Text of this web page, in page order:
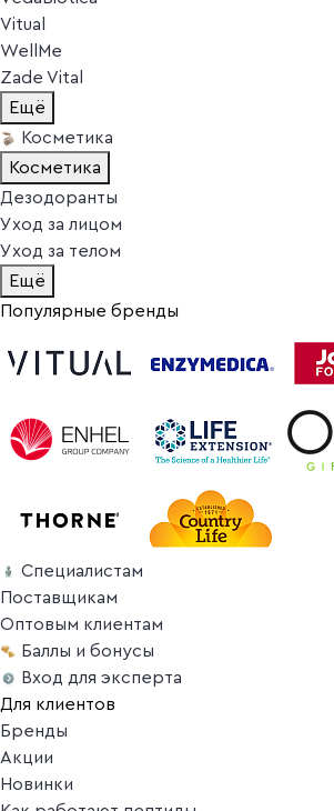
Vitual
WellMe
Zade Vital
Ещё
Косметика
Косметика
Дезодоранты
Уход за лицом
Уход за телом
Ещё
Популярные бренды
Специалистам
Поставщикам
Оптовым клиентам
Баллы и бонусы
Вход для эксперта
Для клиентов
Бренды
Акции
Новинки